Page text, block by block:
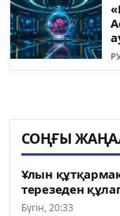
СОҢҒЫ
Ұлын
терезеден
Бүгін, 20:33